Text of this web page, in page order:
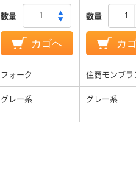
数量
カゴへ
数量
カ
フォーク 住商モンブラ
グレー系 グレー系